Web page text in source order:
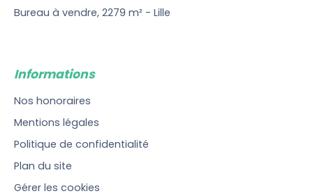
Bureau à vendre, 2279 m² - Lille
Informations
Nos honoraires
Mentions légales
Politique de confidentialité
Plan du site
Gérer les cookies